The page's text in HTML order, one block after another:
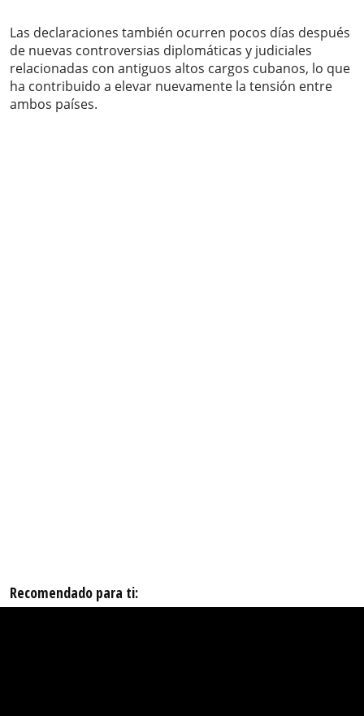
Las declaraciones también ocurren pocos días después
de nuevas controversias diplomáticas y judiciales
relacionadas con antiguos altos cargos cubanos, lo que
ha contribuido a elevar nuevamente la tensión entre
ambos países.
Recomendado para ti: